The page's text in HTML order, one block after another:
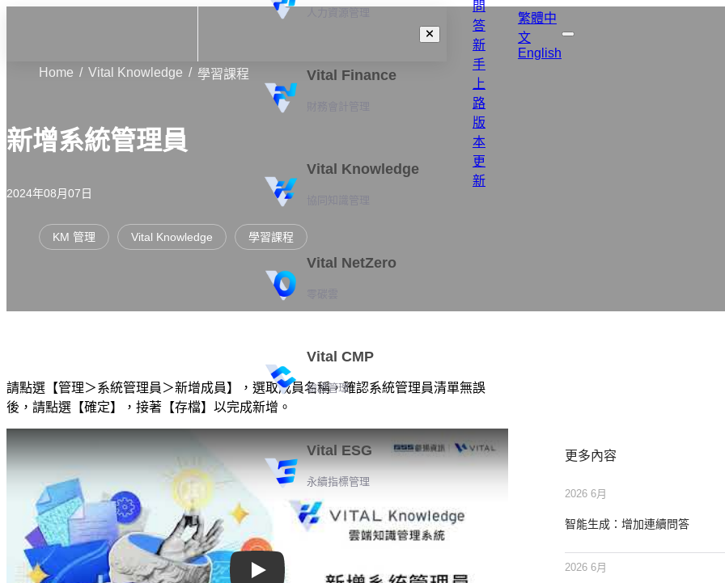
Vital Finance
Vital Knowledge
Vital NetZero
Vital CMP
驗證管理
Vital ESG
永續指標管理
問
答
新
手
上
路
版
本
更
新
繁體中
文
English
Home
Vital Knowledge 學習課程
新增系統管理員
2024年08月07日
KM 管理 Vital Knowledge 學習課程
請點選【管理＞系統管理員＞新增成員】，選取成員名稱，確認系統管理員清單無誤
後，請點選【確定】，接著【存檔】以完成新增。
Play
更多內容
2026 6月
智能生成：增加連續問答
2026 6月